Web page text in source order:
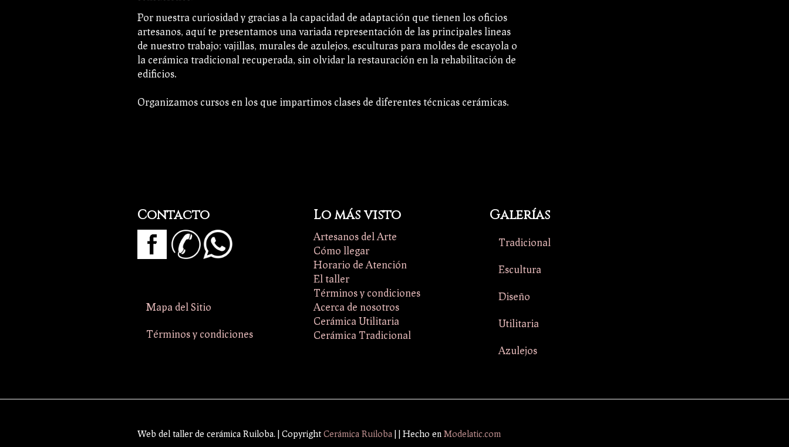
Por nuestra curiosidad y gracias a la capacidad de adaptación que tienen los oficios
artesanos, aquí te presentamos una variada representación de las principales lineas
de nuestro trabajo; vajillas, murales de azulejos, esculturas para moldes de escayola o
la cerámica tradicional recuperada, sin olvidar la restauración en la rehabilitación de
edificios.
Organizamos cursos en los que impartimos clases de diferentes técnicas cerámicas.
Contacto
Mapa del Sitio
Términos y condiciones
Lo más visto
Artesanos del Arte
Cómo llegar
Horario de Atención
El taller
Términos y condiciones
Acerca de nosotros
Cerámica Utilitaria
Cerámica Tradicional
Galerías
Tradicional
Escultura
Diseño
Utilitaria
Azulejos
Web del taller de cerámica Ruiloba. | Copyright Cerámica Ruiloba | | Hecho en Modelatic.com